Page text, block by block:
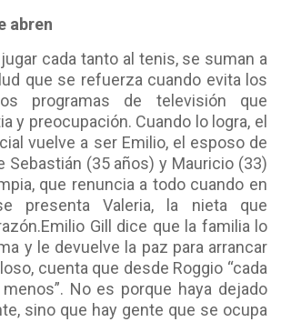
abren
cada tanto al tenis, se suman a
que se refuerza cuando evita los
programas de televisión que
y preocupación. Cuando lo logra, el
vuelve a ser Emilio, el esposo de
Sebastián (35 años) y Mauricio (33)
que renuncia a todo cuando en
presenta Valeria, la nieta que
Emilio Gill dice que la familia lo
y le devuelve la paz para arrancar
cuenta que desde Roggio “cada
No es porque haya dejado
sino que hay gente que se ocupa